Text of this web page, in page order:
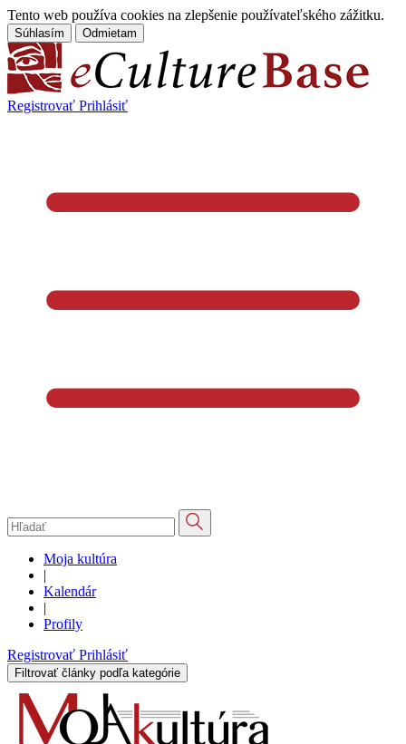
Tento web používa cookies na zlepšenie používateľského zážitku.
Súhlasím Odmietam
Registrovať Prihlásiť
Moja kultúra
|
Kalendár
|
Profily
Registrovať Prihlásiť
Filtrovať články podľa kategórie